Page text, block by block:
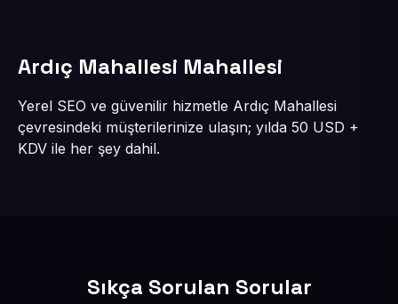
Ardıç Mahallesi Mahallesi
Yerel SEO ve güvenilir hizmetle Ardıç Mahallesi
çevresindeki müşterilerinize ulaşın; yılda 50 USD +
KDV ile her şey dahil.
Sıkça Sorulan Sorular